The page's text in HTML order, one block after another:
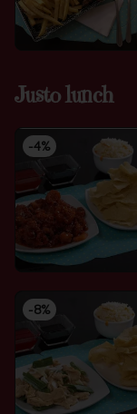
Justo lunch
-4%
-8%